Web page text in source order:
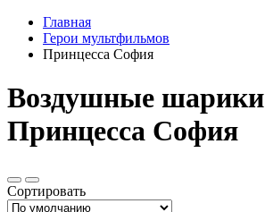
Главная
Герои мультфильмов
Принцесса София
Воздушные шарики
Принцесса София
Сортировать